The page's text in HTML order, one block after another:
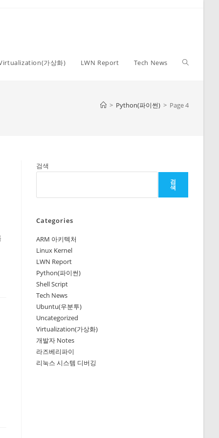
가상화) LWN Report Tech News Toggle
> Python(파이썬) > Page 4
검색
검
색
Categories
ARM 아키텍처
Linux Kernel
LWN Report
Python(파이썬)
Shell Script
Tech News
Ubuntu(우분투)
Uncategorized
Virtualization(가상화)
개발자 Notes
라즈베리파이
리눅스 시스템 디버깅